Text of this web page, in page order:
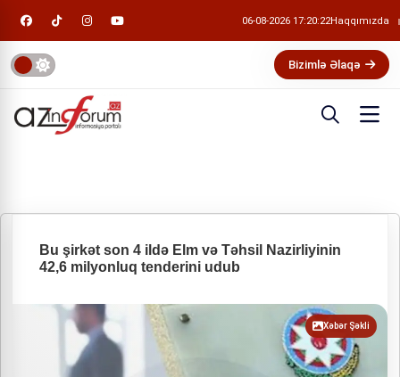
06-08-2026 17:20:22Haqqımızda
Bizimlə Əlaqə
Bu şirkət son 4 ildə Elm və Təhsil Nazirliyinin
42,6 milyonluq tenderini udub
Xəbər Şəkli